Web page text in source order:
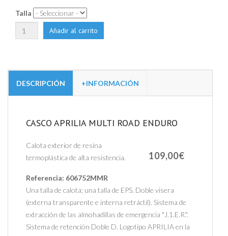
Talla
DESCRIPCIÓN +INFORMACIÓN
CASCO APRILIA MULTI ROAD ENDURO
109,00€
Referencia: 606752MMR
Calota exterior de resina
termoplástica de alta resistencia.
Una talla de calota; una talla de EPS. Doble visera
(externa transparente e interna retráctil). Sistema de
extracción de las almohadillas de emergencia "J.1.E.R.".
Sistema de retención Doble D. Logotipo APRILIA en la